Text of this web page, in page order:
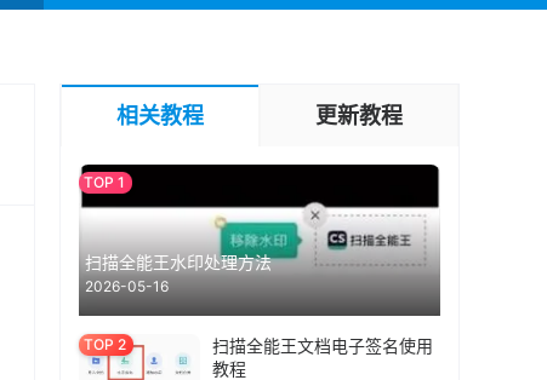
相关教程 更新教程
扫描全能王水印处理方法
2026-05-16
扫描全能王文档电子签名使用
教程